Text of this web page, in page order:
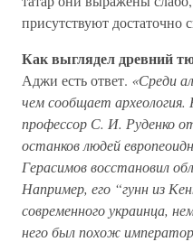
присутствуют достаточно
Как выглядел древний
Аджи есть ответ. «Среди
чем сообщает археология.
профессор С. И. Руденко
останков людей
Герасимов восстановил
Например, его “гунн из
современного украинца,
него был похож